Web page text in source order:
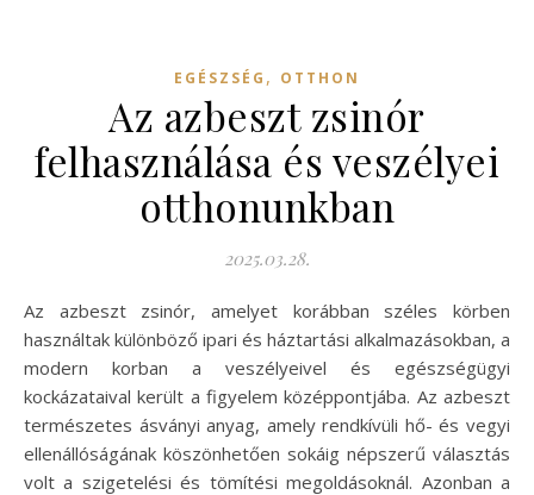
EGÉSZSÉG , OTTHON
Az azbeszt zsinór
felhasználása és veszélyei
otthonunkban
2025.03.28.
Az azbeszt zsinór, amelyet korábban széles körben
használtak különböző ipari és háztartási alkalmazásokban, a
modern korban a veszélyeivel és egészségügyi
kockázataival került a figyelem középpontjába. Az azbeszt
természetes ásványi anyag, amely rendkívüli hő- és vegyi
ellenállóságának köszönhetően sokáig népszerű választás
volt a szigetelési és tömítési megoldásoknál. Azonban a